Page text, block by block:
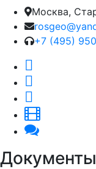
Москва,
+7 (495)
Документы